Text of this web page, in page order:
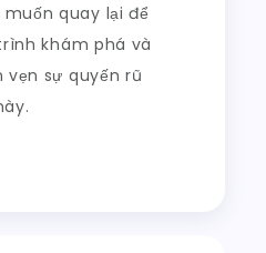
quay lại để
khám phá và
sự quyến rũ